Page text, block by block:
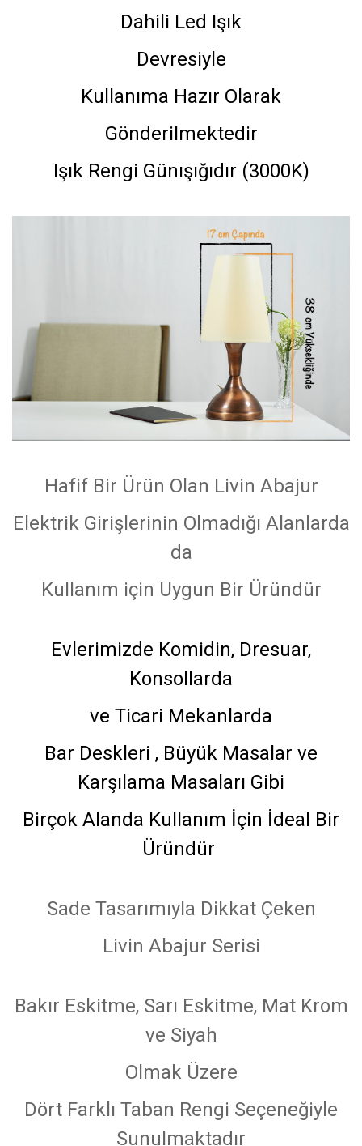
Dahili Led Işık
Devresiyle
Kullanıma Hazır Olarak
Gönderilmektedir
Işık Rengi Günışığıdır (3000K)
Hafif Bir Ürün Olan Livin Abajur
Elektrik Girişlerinin Olmadığı Alanlarda
da
Kullanım için Uygun Bir Üründür
Evlerimizde Komidin, Dresuar,
Konsollarda
ve Ticari Mekanlarda
Bar Deskleri , Büyük Masalar ve
Karşılama Masaları Gibi
Birçok Alanda Kullanım İçin İdeal Bir
Üründür
Sade Tasarımıyla Dikkat Çeken
Livin Abajur Serisi
Bakır Eskitme, Sarı Eskitme, Mat Krom
ve Siyah
Olmak Üzere
Dört Farklı Taban Rengi Seçeneğiyle
Sunulmaktadır